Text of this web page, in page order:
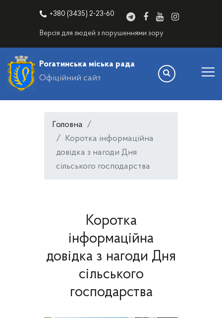
+380 (3435) 2-23-60
Версія для людей з порушеннями зору
Рогатинська міська рада
Офіційний сайт
Головна
Коротка інформаційна
довідка з нагоди Дня
сільського господарства
Коротка
інформаційна
довідка з нагоди Дня
сільського
господарства